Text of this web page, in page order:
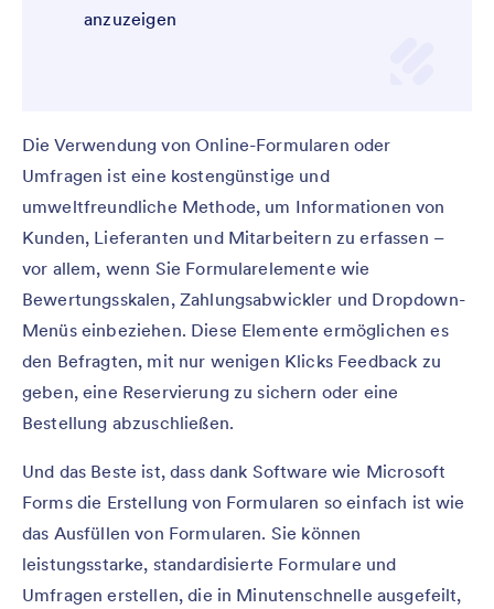
anzuzeigen
Die Verwendung von Online-Formularen oder
Umfragen ist eine kostengünstige und
umweltfreundliche Methode, um Informationen von
Kunden, Lieferanten und Mitarbeitern zu erfassen –
vor allem, wenn Sie Formularelemente wie
Bewertungsskalen, Zahlungsabwickler und Dropdown-
Menüs einbeziehen. Diese Elemente ermöglichen es
den Befragten, mit nur wenigen Klicks Feedback zu
geben, eine Reservierung zu sichern oder eine
Bestellung abzuschließen.
Und das Beste ist, dass dank Software wie Microsoft
Forms die Erstellung von Formularen so einfach ist wie
das Ausfüllen von Formularen. Sie können
leistungsstarke, standardisierte Formulare und
Umfragen erstellen, die in Minutenschnelle ausgefeilt,